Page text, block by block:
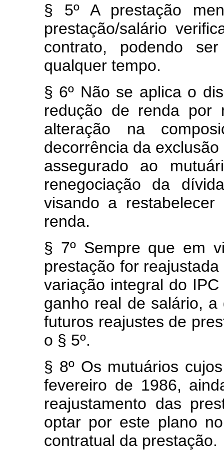
§ 5º A prestação
prestação/salário
contrato, podendo
qualquer tempo.
§ 6º Não se aplica o
redução de renda por
alteração na
decorrência da
assegurado ao
renegociação da
visando a
renda.
§ 7º Sempre que em
prestação for
variação integral do
ganho real de salário,
futuros reajustes de
o § 5º.
§ 8º Os mutuários
fevereiro de 1986,
reajustamento das
optar por este plano
contratual da prestação.